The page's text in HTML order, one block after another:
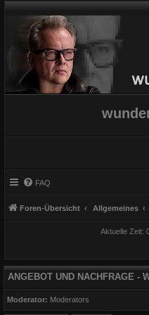
FAQ
Foren-Übersicht Allgemeines
Aktuelle Zeit:
ANGEBOT UND NACHFRAGE -
Moderator: Moderators